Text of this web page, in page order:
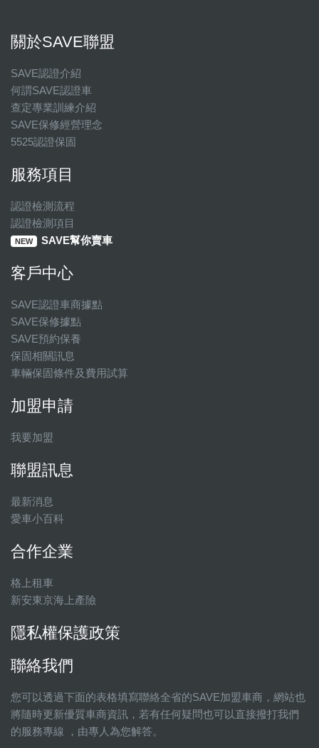
關於SAVE聯盟
SAVE認證介紹
何謂SAVE認證車
查定專業訓練介紹
SAVE保修經營理念
5525認證保固
服務項目
認證檢測流程
認證檢測項目
NEW SAVE幫你賣車
客戶中心
SAVE認證車商據點
SAVE保修據點
SAVE預約保養
保固相關訊息
車輛保固條件及費用試算
加盟申請
我要加盟
聯盟訊息
最新消息
愛車小百科
合作企業
格上租車
新安東京海上產險
隱私權保護政策
聯絡我們
您可以透過下面的表格填寫聯絡全省的SAVE加盟車商，網站也
將隨時更新優質車商資訊，若有任何疑問也可以直接撥打我們
的服務專線 ，由專人為您解答。